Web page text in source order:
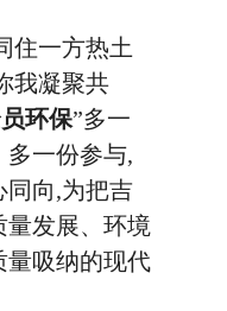
一方热土
我凝聚共
环保”多一
一份参与,
同向,为把吉
量发展、环境
量吸纳的现代